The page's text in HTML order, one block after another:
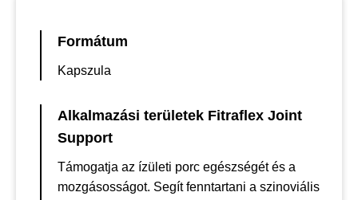
Formátum
Kapszula
Alkalmazási területek Fitraflex Joint
Support
Támogatja az ízületi porc egészségét és a
mozgásosságot. Segít fenntartani a szinoviális